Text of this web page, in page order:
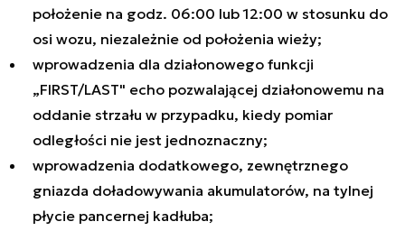
położenie na godz. 06:00 lub 12:00 w stosunku do
osi wozu, niezależnie od położenia wieży;
wprowadzenia dla działonowego funkcji
„FIRST/LAST" echo pozwalającej działonowemu na
oddanie strzału w przypadku, kiedy pomiar
odległości nie jest jednoznaczny;
wprowadzenia dodatkowego, zewnętrznego
gniazda doładowywania akumulatorów, na tylnej
płycie pancernej kadłuba;